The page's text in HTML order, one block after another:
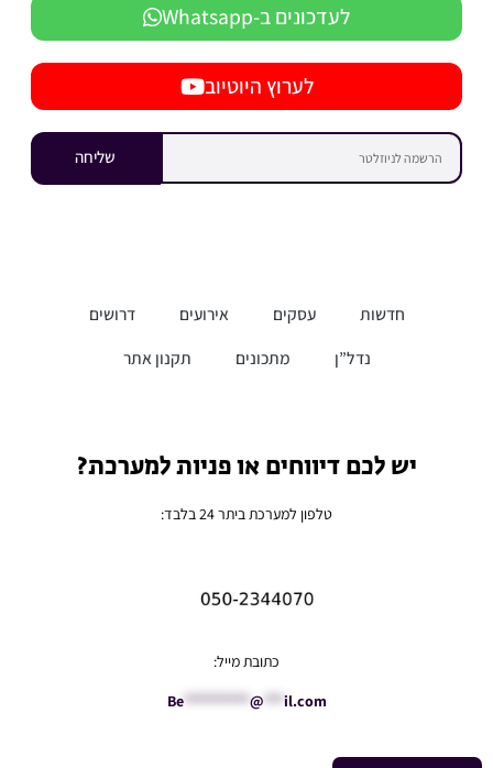
לעדכונים ב-Whatsapp
לערוץ היוטיוב
שליחה
חדשות עסקים אירועים
דרושים
נדל”ן
מתכונים תקנון אתר
יש לכם דיווחים או פניות למערכת?
טלפון למערכת ביתר 24 בלבד:
כתובת מייל:
Be********** @ *** il.com